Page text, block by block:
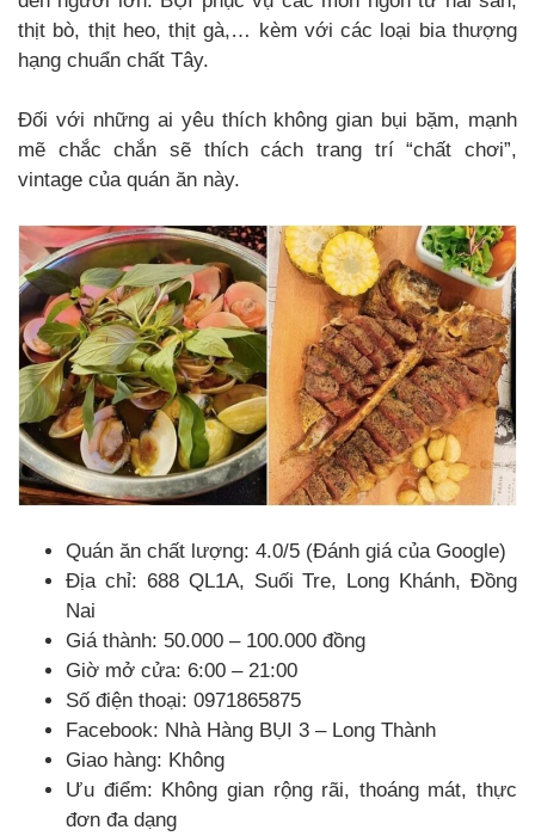
thịt bò, thịt heo, thịt gà,… kèm với các loại bia thượng
hạng chuẩn chất Tây.
Đối với những ai yêu thích không gian bụi bặm, mạnh
mẽ chắc chắn sẽ thích cách trang trí “chất chơi”,
vintage của quán ăn này.
Quán ăn chất lượng: 4.0/5 (Đánh giá của Google)
Địa chỉ: 688 QL1A, Suối Tre, Long Khánh, Đồng
Nai
Giá thành: 50.000 – 100.000 đồng
Giờ mở cửa: 6:00 – 21:00
Số điện thoại: 0971865875
Facebook: Nhà Hàng BỤI 3 – Long Thành
Giao hàng: Không
Ưu điểm: Không gian rộng rãi, thoáng mát, thực
đơn đa dạng